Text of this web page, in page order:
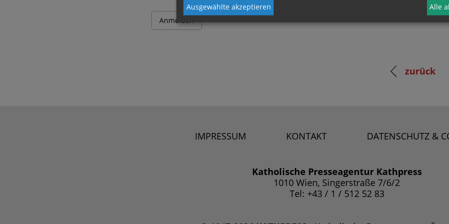
zurück
IMPRESSUM KONTAKT DATENSCHUTZ &
Katholische Presseagentur Kathpress
1010 Wien, Singerstraße 7/6/2
Tel: +43 / 1 / 512 52 83
Ausgewählte akzeptieren Alle